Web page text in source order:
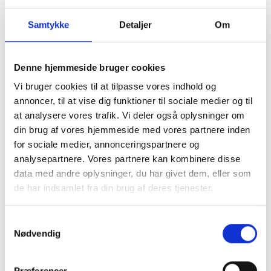
Samtykke Detaljer Om
Denne hjemmeside bruger cookies
Vi bruger cookies til at tilpasse vores indhold og
annoncer, til at vise dig funktioner til sociale medier og til
at analysere vores trafik. Vi deler også oplysninger om
din brug af vores hjemmeside med vores partnere inden
for sociale medier, annonceringspartnere og
analysepartnere. Vores partnere kan kombinere disse
data med andre oplysninger, du har givet dem, eller som
de har indsamlet fra din brug af deres tjenester.
Nødvendig
der var tale om leje af arbejdskraft.
risikoen for arbejdsresultatet. Landsretten lagde vægt på,
at de indgåede kontrakter alene indeholdt helt overordnede
angivelser af de håndværksopgaver, der skulle leveres, og
at selskaberne udøvede et tæt tilsyn med arbejdets
udførelse. Landsretten lagde endvidere vægt på, at der var
tale om relativt ukomplicerede opgaver, og at retten til at
udvælge de rette personer og deres kvalifikationer derfor
var af begrænset betydning.
arbejdsgiverbeføjelser over de udenlandske ansatte og
ikke kunne bestemme den måde, arbejdet skulle udføres